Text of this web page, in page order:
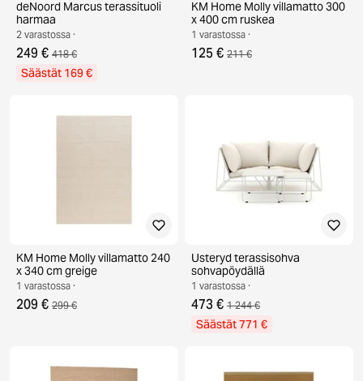
deNoord Marcus terassituoli
harmaa
2 varastossa ·
249 € 418 €
Säästät 169 €
KM Home Molly villamatto 300
x 400 cm ruskea
1 varastossa ·
125 € 211 €
KM Home Molly villamatto 240
x 340 cm greige
1 varastossa ·
209 € 299 €
Usteryd terassisohva
sohvapöydällä
1 varastossa ·
473 € 1 244 €
Säästät 771 €